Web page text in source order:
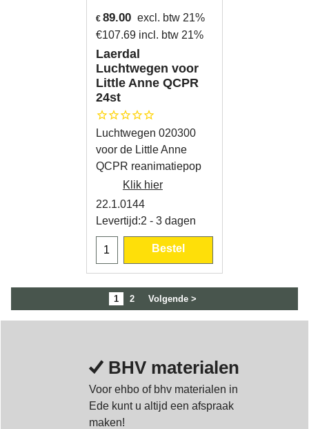
€ 89.00 excl. btw 21%
€107.69 incl. btw 21%
Laerdal
Luchtwegen voor
Little Anne QCPR
24st
Luchtwegen 020300
voor de Little Anne
QCPR reanimatiepop
Klik hier
22.1.0144
Levertijd:2 - 3 dagen
Bestel
1 2 Volgende >
BHV materialen
Voor ehbo of bhv materialen in
Ede kunt u altijd een afspraak
maken!